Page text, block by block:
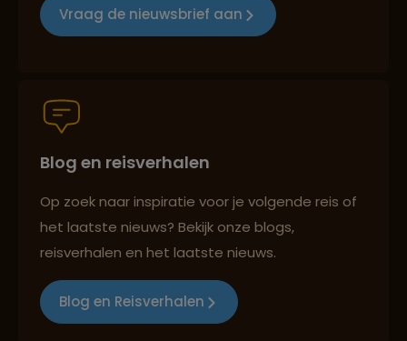
Reiszekerheid met Sawadee
Persoonlijk en deskundig reisadvies
Vraag de nieuwsbrief aan
Blog en reisverhalen
Op zoek naar inspiratie voor je volgende reis of
het laatste nieuws? Bekijk onze blogs,
reisverhalen en het laatste nieuws.
Blog en Reisverhalen